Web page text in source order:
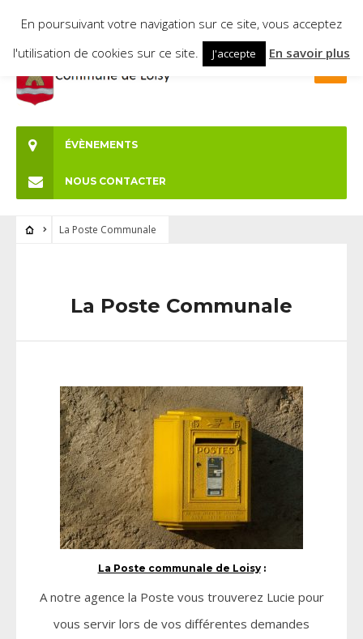
ÉVÈNEMENTS
NOUS CONTACTER
La Poste Communale
La Poste Communale
La Poste communale de Loisy:
A notre agence la Poste vous trouverez Lucie pour
vous servir lors de vos différentes demandes
En poursuivant votre navigation sur ce site, vous acceptez
l'utilisation de cookies sur ce site.
J'accepte En savoir plus